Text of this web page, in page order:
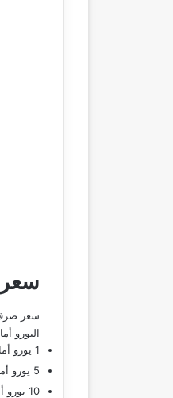
سعر
سعر صرف
اليورو
1 يورو أمام الجنيه المصري اليوم سجل في الأسواق الموازية بقيمة 57 جنيه مصري
5 يورو أمام الجنيه المصري اليوم سجل في الأسواق الموازية بقيمة 287 جنيه مصري
10 يورو أمام الجنيه المصري اليوم سجل في الأسواق الموازية بقيمة 573 جنية مصري